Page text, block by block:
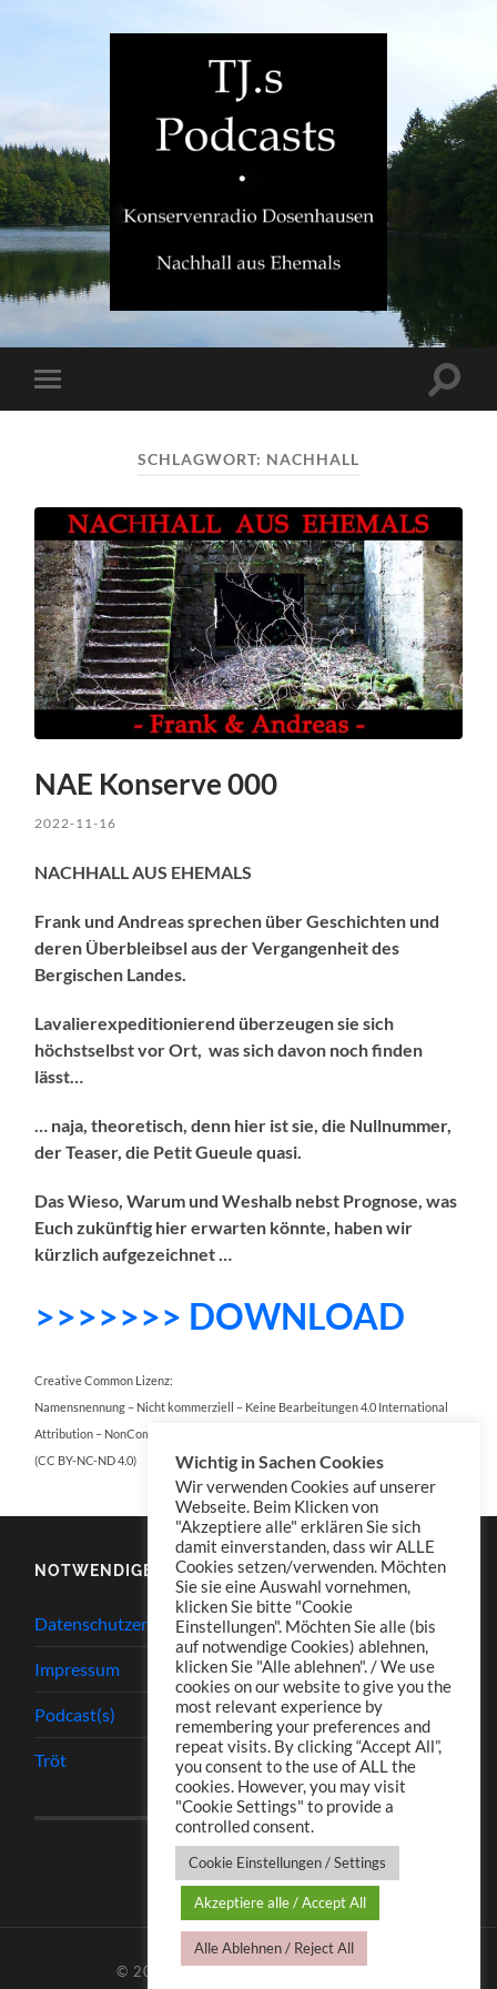
TJ.s
Mobile-
Menü
SCHLAGWORT: NACHHALL
NAE Konserve 000
2022-11-16
NACHHALL AUS EHEMALS
Frank und Andreas sprechen über Geschichten und
deren Überbleibsel aus der Vergangenheit des
Bergischen Landes.
Lavalierexpeditionierend überzeugen sie sich
höchstselbst vor Ort, was sich davon noch finden
lässt…
… naja, theoretisch, denn hier ist sie, die Nullnummer,
der Teaser, die Petit Gueule quasi.
Das Wieso, Warum und Weshalb nebst Prognose, was
Euch zukünftig hier erwarten könnte, haben wir
kürzlich aufgezeichnet …
>>>>>>> DOWNLOAD
Creative Common Lizenz:
Namensnennung – Nicht kommerziell – Keine Bearbeitungen 4.0 International
Attribution – NonCommercial – NoDerivatives 4.0 International
(CC BY-NC-ND 4.0)
NOTWENDIGES
Datenschutzerklärung
Impressum
Podcast(s)
Tröt
© 2026 TJ.S PODCASTS —HOCH ↑
Wichtig in Sachen Cookies
Wir verwenden Cookies auf unserer
Webseite. Beim Klicken von
"Akzeptiere alle" erklären Sie sich
damit einverstanden, dass wir ALLE
Cookies setzen/verwenden. Möchten
Sie sie eine Auswahl vornehmen,
klicken Sie bitte "Cookie
Einstellungen". Möchten Sie alle (bis
auf notwendige Cookies) ablehnen,
klicken Sie "Alle ablehnen". / We use
cookies on our website to give you the
most relevant experience by
remembering your preferences and
repeat visits. By clicking “Accept All”,
you consent to the use of ALL the
cookies. However, you may visit
"Cookie Settings" to provide a
controlled consent.
Cookie Einstellungen / Settings
Akzeptiere alle / Accept All
Alle Ablehnen / Reject All